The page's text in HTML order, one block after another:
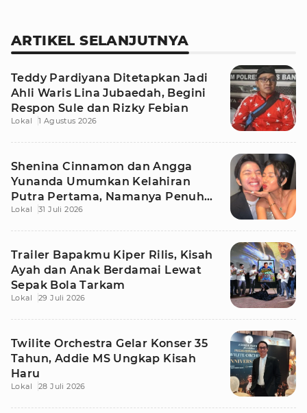
ARTIKEL SELANJUTNYA
Teddy Pardiyana Ditetapkan Jadi
Ahli Waris Lina Jubaedah, Begini
Respon Sule dan Rizky Febian
Lokal 1 Agustus 2026
Shenina Cinnamon dan Angga
Yunanda Umumkan Kelahiran
Putra Pertama, Namanya Penuh
Makna
Lokal 31 Juli 2026
Trailer Bapakmu Kiper Rilis, Kisah
Ayah dan Anak Berdamai Lewat
Sepak Bola Tarkam
Lokal 29 Juli 2026
Twilite Orchestra Gelar Konser 35
Tahun, Addie MS Ungkap Kisah
Haru
Lokal 28 Juli 2026